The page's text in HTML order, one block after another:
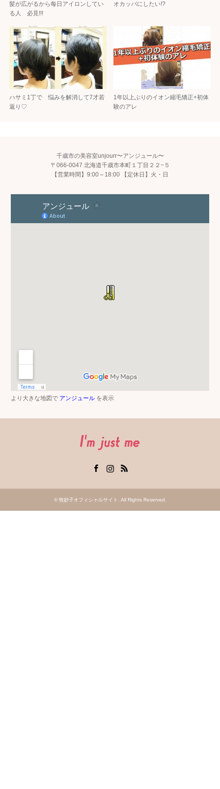
髪が広がるから每日アイロンしてい
る人 必見!!!
オカッパにしたい!?
ハサミ1丁で 悩みを解消して7才若
返り♡
1年以上ぶりのイオン縮毛矯正+初体
験のアレ
千歳市の美容室unjourr〜アンジュール〜
〒066-0047 北海道千歳市本町１丁目２２−５
【営業時間】9:00～18:00 【定休日】火・日
より大きな地図で アンジュール を表示
© 牧妙子オフィシャルサイト . All Rights Reserved.